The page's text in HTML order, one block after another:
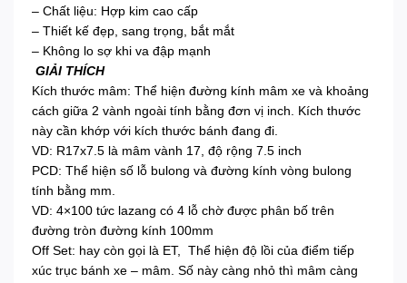
– Chất liệu: Hợp kim cao cấp
– Thiết kế đẹp, sang trọng, bắt mắt
– Không lo sợ khi va đập mạnh
GIẢI THÍCH
Kích thước mâm: Thể hiện đường kính mâm xe và khoảng
cách giữa 2 vành ngoài tính bằng đơn vị inch. Kích thước
này cần khớp với kích thước bánh đang đi.
VD: R17x7.5 là mâm vành 17, độ rộng 7.5 inch
PCD: Thể hiện số lỗ bulong và đường kính vòng bulong
tính bằng mm.
VD: 4×100 tức lazang có 4 lỗ chờ được phân bố trên
đường tròn đường kính 100mm
Off Set: hay còn gọi là ET, Thể hiện độ lồi của điểm tiếp
xúc trục bánh xe – mâm. Số này càng nhỏ thì mâm càng